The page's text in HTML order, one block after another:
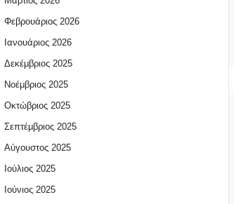
Φεβρουάριος 2026
Ιανουάριος 2026
Δεκέμβριος 2025
Νοέμβριος 2025
Οκτώβριος 2025
Σεπτέμβριος 2025
Αύγουστος 2025
Ιούλιος 2025
Ιούνιος 2025